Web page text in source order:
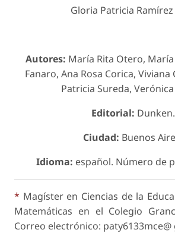
Gloria Patricia Ramírez
Autores: María Rita Otero,
Fanaro, Ana Rosa Corica, Viviana
Patricia Sureda,
Editorial: Dunken.
Ciudad: Buenos
Idioma: español. Número de
* Magíster en Ciencias de la
Matemáticas en el Colegio
Correo electrónico: